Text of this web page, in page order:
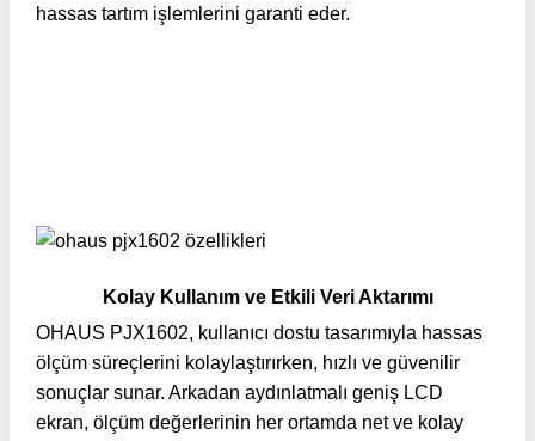
hassas tartım işlemlerini garanti eder.
Kolay Kullanım ve Etkili Veri Aktarımı
OHAUS PJX1602, kullanıcı dostu tasarımıyla hassas
ölçüm süreçlerini kolaylaştırırken, hızlı ve güvenilir
sonuçlar sunar. Arkadan aydınlatmalı geniş LCD
ekran, ölçüm değerlerinin her ortamda net ve kolay